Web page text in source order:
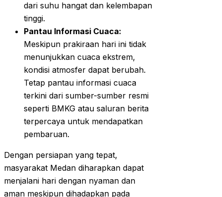
dari suhu hangat dan kelembapan
tinggi.
Pantau Informasi Cuaca:
Meskipun prakiraan hari ini tidak
menunjukkan cuaca ekstrem,
kondisi atmosfer dapat berubah.
Tetap pantau informasi cuaca
terkini dari sumber-sumber resmi
seperti BMKG atau saluran berita
terpercaya untuk mendapatkan
pembaruan.
Dengan persiapan yang tepat,
masyarakat Medan diharapkan dapat
menjalani hari dengan nyaman dan
aman meskipun dihadapkan pada